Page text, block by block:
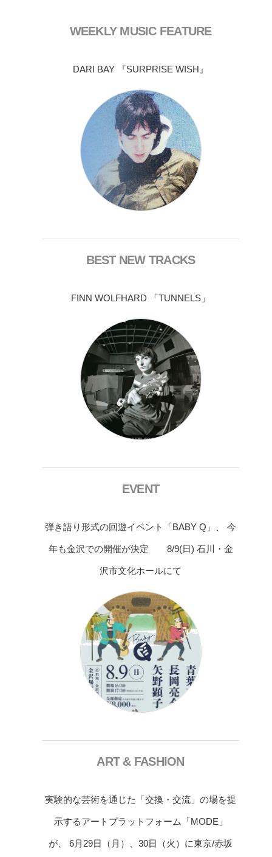
WEEKLY MUSIC FEATURE
DARI BAY 『SURPRISE WISH』
BEST NEW TRACKS
FINN WOLFHARD 「TUNNELS」
EVENT
弾き語り形式の回遊イベント「BABY Q」、 今
年も金沢での開催が決定 8/9(日) 石川・金
沢市文化ホールにて
ART & FASHION
実験的な芸術を通じた「交換・交流」の場を提
示するアートプラットフォーム「MODE」
が、 6月29日（月）、30日（火）に東京/赤坂